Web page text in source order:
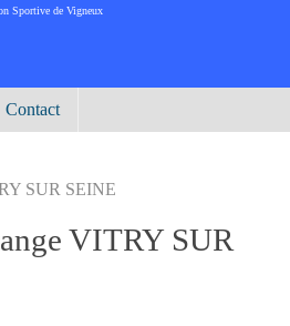
Sportive de Vigneux
Contact
SUR SEINE
VITRY SUR